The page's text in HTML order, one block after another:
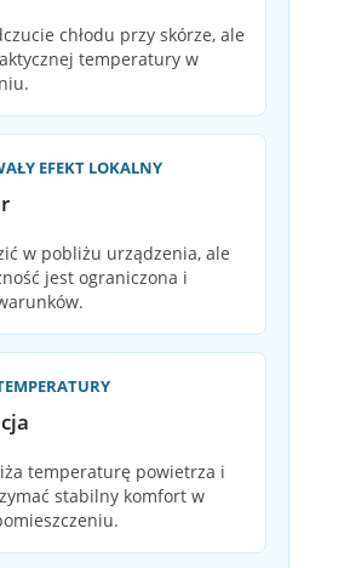
chłodu przy skórze, ale
temperatury w
EFEKT LOKALNY
w pobliżu urządzenia, ale
jest ograniczona i
temperaturę powietrza i
stabilny komfort w